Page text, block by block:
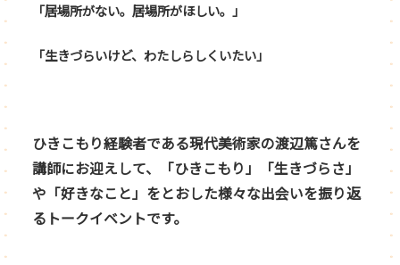
「居場所がない。居場所がほしい。」
「生きづらいけど、わたしらしくいたい」
ひきこもり経験者である現代美術家の渡辺篤さんを
講師にお迎えして、
「ひきこもり」「生きづらさ」
や「好きなこと」をとおした様々な出会いを振り返
る トークイベントです。